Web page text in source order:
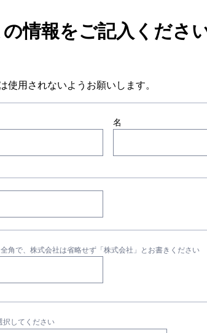
情報をご記入くださ
用されないようお願いします。
名
角で、株式会社は省略せず「株式会社」とお書きください
択してください